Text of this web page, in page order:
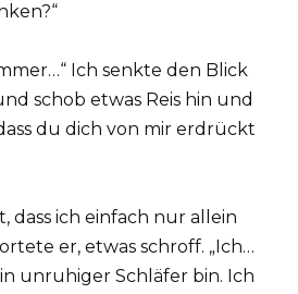
Ich senkte den Blick
schob etwas Reis hin und
du dich von mir erdrückt
dass ich einfach nur allein
er, etwas schroff. „Ich…
unruhiger Schläfer bin. Ich